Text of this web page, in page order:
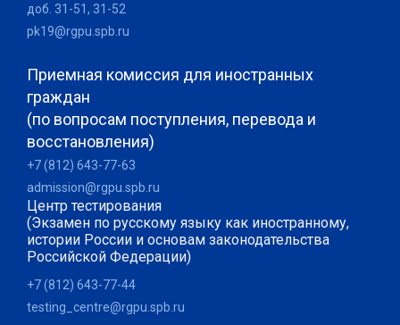
доб. 31-51, 31-52
pk19@rgpu.spb.ru
Приемная комиссия для иностранных
граждан
(по вопросам поступления, перевода и
восстановления)
+7 (812) 643-77-63
admission@rgpu.spb.ru
Центр тестирования
(Экзамен по русскому языку как иностранному,
истории России и основам законодательства
Российской Федерации)
+7 (812) 643-77-44
testing_centre@rgpu.spb.ru